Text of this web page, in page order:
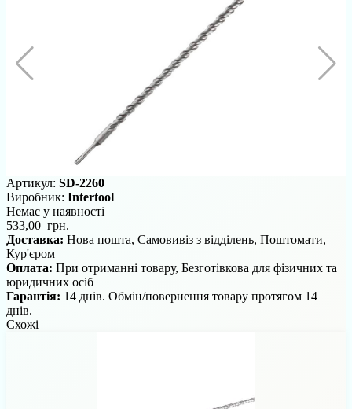
Артикул: SD-2260
Виробник: Intertool
Немає у наявності
533,00 грн.
Доставка: Нова пошта, Самовивіз з відділень, Поштомати,
Кур'єром
Оплата: При отриманні товару, Безготівкова для фізичних та
юридичних осіб
Гарантія: 14 днів. Обмін/повернення товару протягом 14
днів.
Схожі